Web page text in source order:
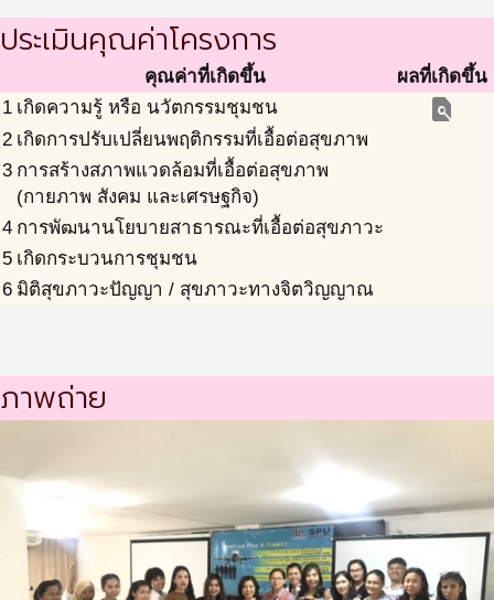
ประเมินคุณค่าโครงการ
คุณค่าที่เกิดขึ้น
ผลที่เกิดขึ้น
1 เกิดความรู้ หรือ นวัตกรรมชุมชน find_in_page
2 เกิดการปรับเปลี่ยนพฤติกรรมที่เอื้อต่อสุขภาพ
3 การสร้างสภาพแวดล้อมที่เอื้อต่อสุขภาพ
(กายภาพ สังคม และเศรษฐกิจ)
4 การพัฒนานโยบายสาธารณะที่เอื้อต่อสุขภาวะ
5 เกิดกระบวนการชุมชน
6 มิติสุขภาวะปัญญา / สุขภาวะทางจิตวิญญาณ
ภาพถ่าย